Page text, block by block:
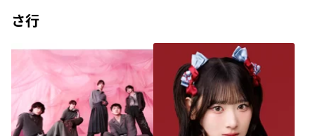
さ行